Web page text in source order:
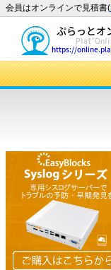
会員はオンラインで見積書(